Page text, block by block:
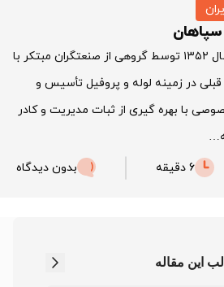
گروه صنعتی سپاهان در سال ۱۳۵۲ توسط گروهی از صنعتگران مبتکر با
در زمینه لوله و پروفیل تأسیس و
با بهره گیری از ثبات مدیریت و کادر
6 دقیقه بدون دیدگاه
این مقاله